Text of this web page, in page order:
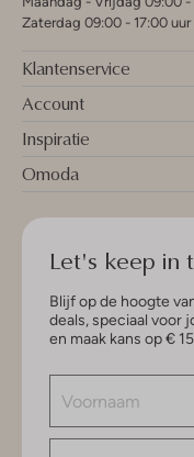
Zaterdag 09:00 - 17:00 uur
Klantenservice
Account
Inspiratie
Omoda
Let's keep in
Blijf op de hoogte
deals, speciaal voor
en maak kans op €